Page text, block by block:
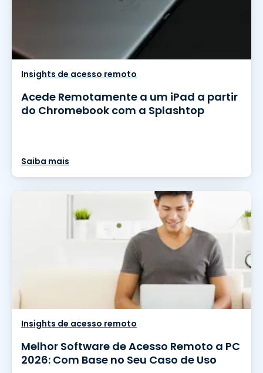
Insights de acesso remoto
Acede Remotamente a um iPad a partir
do Chromebook com a Splashtop
Saiba mais
Insights de acesso remoto
Melhor Software de Acesso Remoto a PC
2026: Com Base no Seu Caso de Uso